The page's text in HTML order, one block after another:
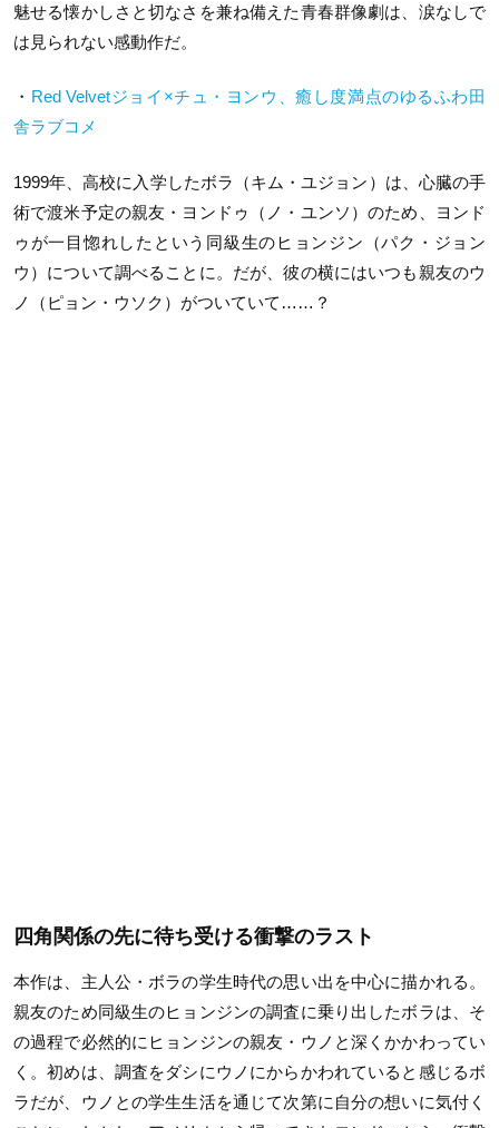
魅せる懐かしさと切なさを兼ね備えた青春群像劇は、涙なしで
は見られない感動作だ。
・ Red Velvetジョイ×チュ・ヨンウ、癒し度満点のゆるふわ田
舎ラブコメ
1999年、高校に入学したボラ（キム・ユジョン）は、心臓の手
術で渡米予定の親友・ヨンドゥ（ノ・ユンソ）のため、ヨンド
ゥが一目惚れしたという同級生のヒョンジン（パク・ジョン
ウ）について調べることに。だが、彼の横にはいつも親友のウ
ノ（ピョン・ウソク）がついていて……？
四角関係の先に待ち受ける衝撃のラスト
本作は、主人公・ボラの学生時代の思い出を中心に描かれる。
親友のため同級生のヒョンジンの調査に乗り出したボラは、そ
の過程で必然的にヒョンジンの親友・ウノと深くかかわってい
く。初めは、調査をダシにウノにからかわれていると感じるボ
ラだが、ウノとの学生生活を通じて次第に自分の想いに気付く